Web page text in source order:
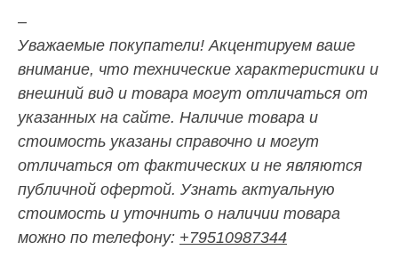
–
Уважаемые покупатели! Акцентируем ваше
внимание, что технические характеристики и
внешний вид и товара могут отличаться от
указанных на сайте. Наличие товара и
стоимость указаны справочно и могут
отличаться от фактических и не являются
публичной офертой. Узнать актуальную
стоимость и уточнить о наличии товара
можно по телефону: +79510987344